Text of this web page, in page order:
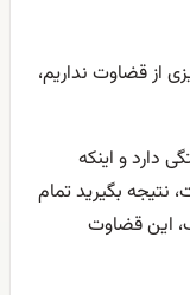
از قضاوت نداریم،
دارد و اینکه
بگیرید تمام
این قضاوت